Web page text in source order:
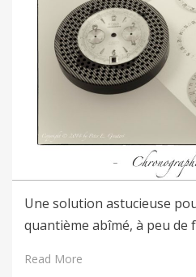
Une solution astucieuse
quantième abîmé, à peu de
Read More